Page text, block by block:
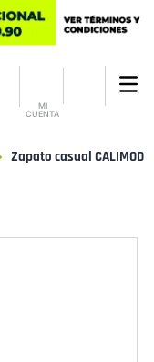
MI
CUENTA
Zapato casual CALIMOD